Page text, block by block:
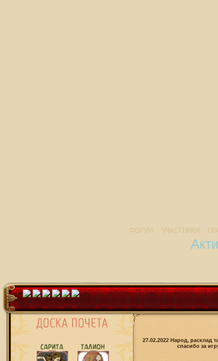
27.02.2022 Народ, расклад
спасибо за